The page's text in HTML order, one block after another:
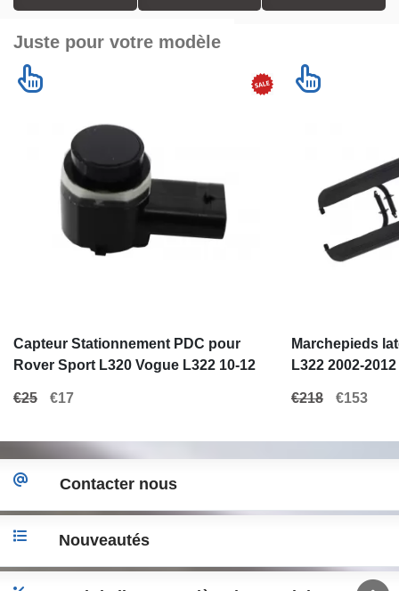
Juste pour votre modèle
Capteur Stationnement PDC pour
Rover Sport L320 Vogue L322 10-12
€25 €17
Marchepieds
L322 2002-
€218 €153
Contacter nous
Nouveautés